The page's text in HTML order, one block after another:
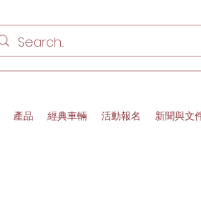
產品 經典車輛 活動報名 新聞與文